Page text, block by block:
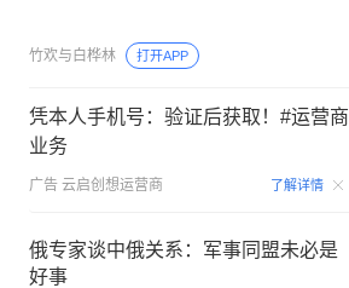
竹欢与白桦林 打开APP
凭本人手机号：验证后获取！#运营商
业务
广告 云启创想运营商 了解详情
俄专家谈中俄关系：军事同盟未必是
好事